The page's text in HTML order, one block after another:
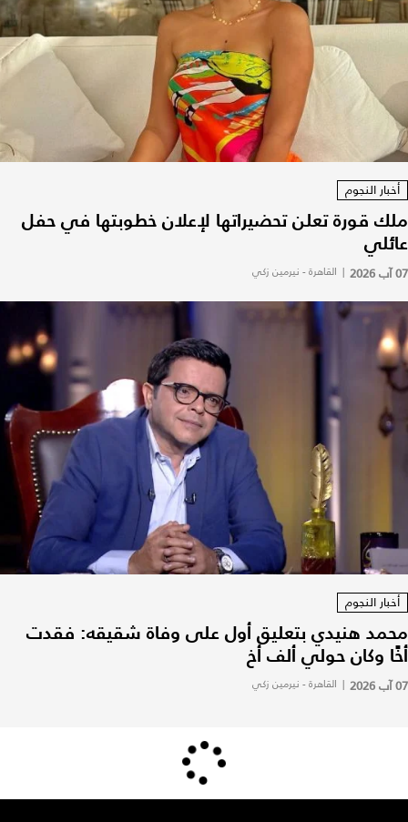
أخبار النجوم
ملك قورة تعلن تحضيراتها لإعلان خطوبتها في حفل
عائلي
07 آب 2026 | القاهرة - نيرمين زكي
أخبار النجوم
محمد هنيدي بتعليق أول على وفاة شقيقه: فقدت
أخًا وكان حولي ألف أخ
07 آب 2026 | القاهرة - نيرمين زكي